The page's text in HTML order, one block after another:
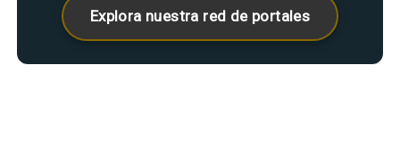
Explora nuestra red de portales